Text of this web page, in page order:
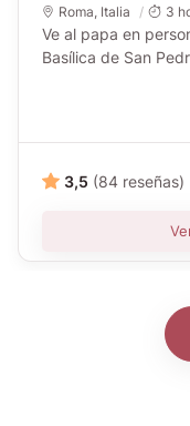
Roma Italia 3
Ve al papa en
Basílica de San
3,5 (84 reseñas)